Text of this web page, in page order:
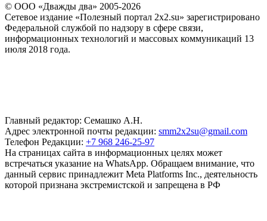
© ООО «Дважды два» 2005-2026
Сетевое издание «Полезный портал 2x2.su» зарегистрировано
Федеральной службой по надзору в сфере связи,
информационных технологий и массовых коммуникаций 13
июля 2018 года.
Главный редактор: Семашко А.Н.
Адрес электронной почты редакции: smm2x2su@gmail.com
Телефон Редакции: +7 968 246-25-97
На страницах сайта в информационных целях может
встречаться указание на WhatsApp. Обращаем внимание, что
данный сервис принадлежит Meta Platforms Inc., деятельность
которой признана экстремистской и запрещена в РФ